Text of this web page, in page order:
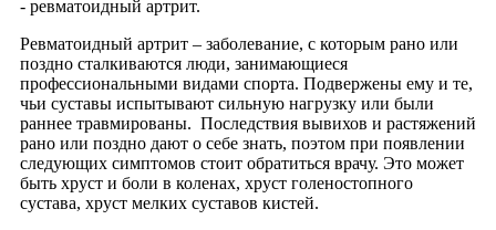
- ревматоидный артрит.
Ревматоидный артрит – заболевание, с которым рано или
поздно сталкиваются люди, занимающиеся
профессиональными видами спорта. Подвержены ему и те,
чьи суставы испытывают сильную нагрузку или были
раннее травмированы. Последствия вывихов и растяжений
рано или поздно дают о себе знать, поэтом при появлении
следующих симптомов стоит обратиться врачу. Это может
быть хруст и боли в коленах, хруст голеностопного
сустава, хруст мелких суставов кистей.